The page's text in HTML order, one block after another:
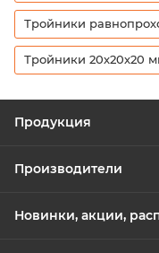
Тройники
Тройники 20х20х20
Продукция
Производители
Новинки, акции,